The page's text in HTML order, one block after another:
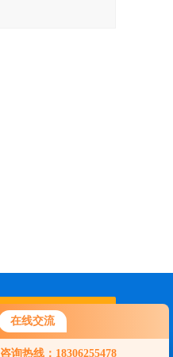
在线交流
咨询热线：18306255478
联系我们